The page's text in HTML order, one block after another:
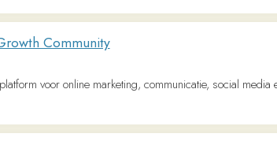
nieuws uit binnen- en buitenland, economie, lifestyle, ...